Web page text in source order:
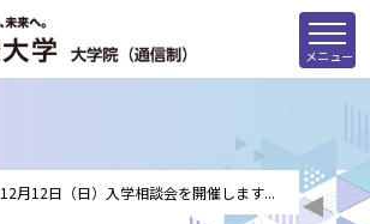
メニュー
12月12日（日）入学相談会を開催します...